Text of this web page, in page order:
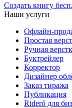
Создать книгу
Наши услуги
Офлайн-
Простая
Ручная
Буктрейлер
Корректор
Дизайнер
Заказ тиража
Публикация
Rideró для